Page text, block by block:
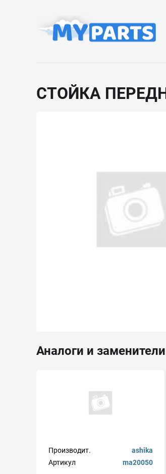
СТОЙКА
Аналоги и
Производит.
ashika
Артикул
ma20050